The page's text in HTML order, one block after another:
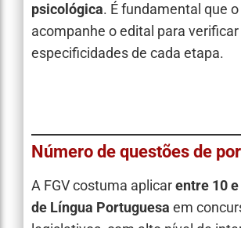
psicológica. É fundamental que
acompanhe o edital para
especificidades de cada etapa.
Número de questões de
A FGV costuma aplicarentre 10
de Língua Portuguesa em